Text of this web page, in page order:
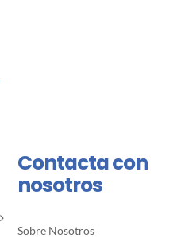
Contacta con
nosotros
Sobre Nosotros